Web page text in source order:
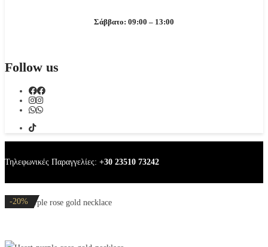
Σάββατο: 09:00 – 13:00
Follow us
Τηλεφωνικές Παραγγελίες: +30 23510 73242
Heart purple rose gold necklace
-20%
-20%
-20%
-20%
-20%